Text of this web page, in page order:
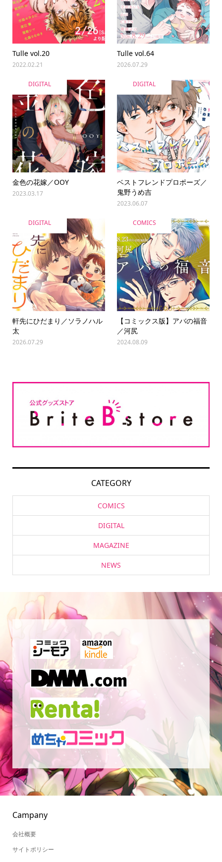
Tulle vol.20
2022.02.21
Tulle vol.64
2026.07.29
DIGITAL
金色の花嫁／OOY
2023.03.17
DIGITAL
ベストフレンドプロポーズ／
鬼野うめ吉
2023.06.07
DIGITAL
軒先にひだまり／ソラノハル
太
2026.07.29
COMICS
【コミックス版】アバの福音
／河尻
2024.08.09
CATEGORY
COMICS
DIGITAL
MAGAZINE
NEWS
Campany
会社概要
サイトポリシー